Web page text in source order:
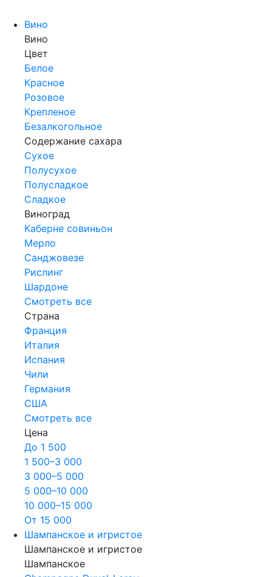
Вино
Вино
Цвет
Белое
Красное
Розовое
Крепленое
Безалкогольное
Содержание сахара
Сухое
Полусухое
Полусладкое
Сладкое
Виноград
Каберне совиньон
Мерло
Санджовезе
Рислинг
Шардоне
Смотреть все
Страна
Франция
Италия
Испания
Чили
Германия
США
Смотреть все
Цена
До 1 500
1 500–3 000
3 000–5 000
5 000–10 000
10 000–15 000
От 15 000
Шампанское и игристое
Шампанское и игристое
Шампанское